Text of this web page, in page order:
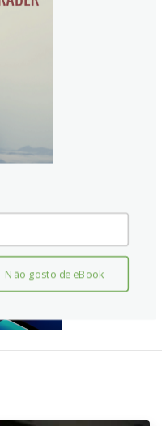
Não gosto de eBook